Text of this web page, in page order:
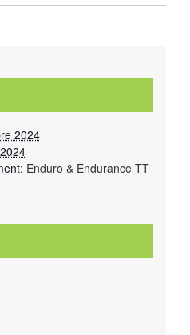
2024
Enduro & Endurance TT